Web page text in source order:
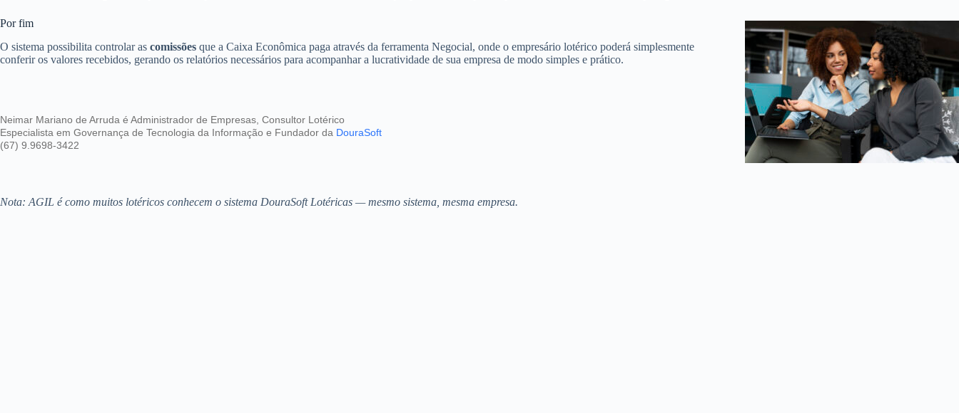
Por fim
O sistema possibilita controlar as comissões que a Caixa Econômica paga através da ferramenta Negocial, onde o empresário lotérico poderá simplesmente
conferir os valores recebidos, gerando os relatórios necessários para acompanhar a lucratividade de sua empresa de modo simples e prático.
Neimar Mariano de Arruda é Administrador de Empresas, Consultor Lotérico
Especialista em Governança de Tecnologia da Informação e Fundador da DouraSoft
(67) 9.9698-3422
Nota: AGIL é como muitos lotéricos conhecem o sistema DouraSoft Lotéricas — mesmo sistema, mesma empresa.